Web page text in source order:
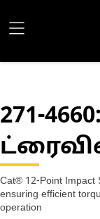
271-4660
Cat® 12-Point Impact
ensuring efficient
operation